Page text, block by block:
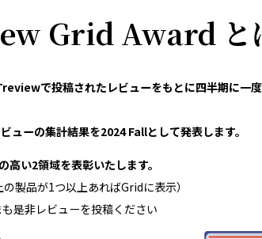
Grid Award と
で投稿されたレビューをもとに四半期に一
ューの集計結果を2024 Fallとして発表します。
い2領域を表彰いたします。
製品が1つ以上あればGridに表示）
是非レビューを投稿ください